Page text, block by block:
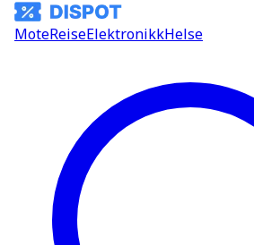
MoteReiseElektronikkHelse